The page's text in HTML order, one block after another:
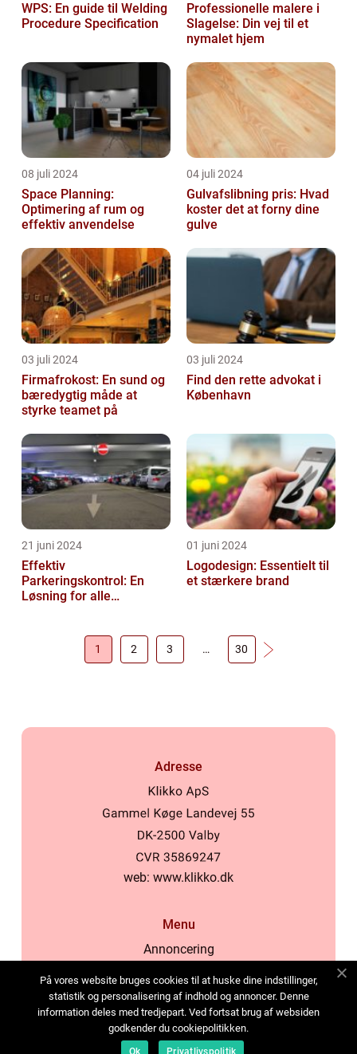
WPS: En guide til Welding
Procedure Specification
Professionelle malere i
Slagelse: Din vej til et
nymalet hjem
08 juli 2024
Space Planning:
Optimering af rum og
effektiv anvendelse
04 juli 2024
Gulvafslibning pris: Hvad
koster det at forny dine
gulve
03 juli 2024
Firmafrokost: En sund og
bæredygtig måde at
styrke teamet på
03 juli 2024
Find den rette advokat i
København
21 juni 2024
Effektiv
Parkeringskontrol: En
Løsning for alle
01 juni 2024
Logodesign: Essentielt til
et stærkere brand
1 2 3 … 30
Adresse
web: www.klikko.dk
Menu
Annoncering
Cookies
Kontakt os
Sitemap
På vores website bruges cookies til at huske dine indstillinger,
statistik og personalisering af indhold og annoncer. Denne
information deles med tredjepart. Ved fortsat brug af websiden
godkender du cookiepolitikken.
Ok Privatlivspolitik